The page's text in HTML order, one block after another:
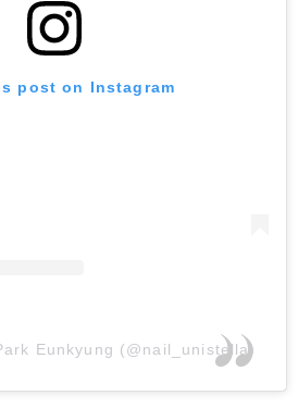
post on Instagram
Eunkyung (@nail_unistella)